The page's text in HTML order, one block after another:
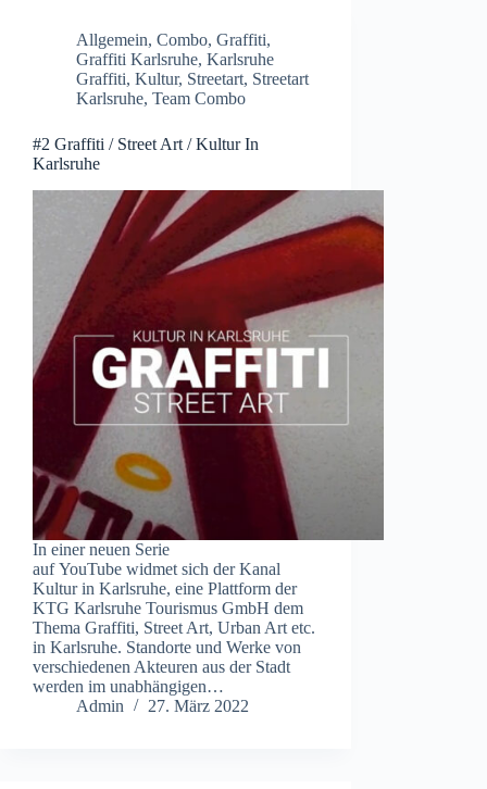
Allgemein, Combo, Graffiti,
Graffiti Karlsruhe, Karlsruhe
Graffiti, Kultur, Streetart, Streetart
Karlsruhe, Team Combo
#2 Graffiti / Street Art / Kultur In
Karlsruhe
In einer neuen Serie
auf YouTube widmet sich der Kanal
Kultur in Karlsruhe, eine Plattform der
KTG Karlsruhe Tourismus GmbH dem
Thema Graffiti, Street Art, Urban Art etc.
in Karlsruhe. Standorte und Werke von
verschiedenen Akteuren aus der Stadt
werden im unabhängigen…
Admin
27. März 2022